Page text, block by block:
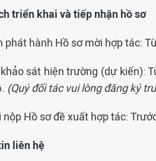
triển khai và tiếp nhận hồ sơ
phát hành Hồ sơ mời hợp tác:
sát hiện trường (dự kiến):
(Quý đối tác vui lòng đăng ký
nộp Hồ sơ đề xuất hợp tác:
liên hệ